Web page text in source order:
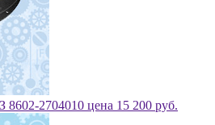
2704010 цена 15 200 руб.